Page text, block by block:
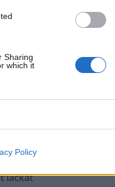
Sharing
which it
Policy
lackat